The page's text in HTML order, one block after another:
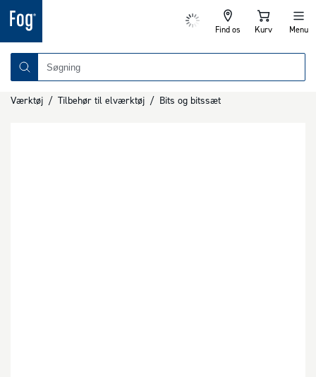
Find os Kurv Menu
Værktøj / Tilbehør til elværktøj / Bits og bitssæt